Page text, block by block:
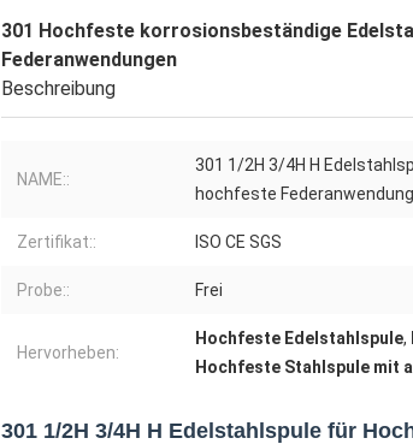
301 Hochfeste korrosionsbeständige
Federanwendungen
Beschreibung
NAME::
301 1/2H 3/4H H
hochfeste
Zertifikat:: ISO CE SGS
Probe:: Frei
Hervorheben:
Hochfeste Edelstahlspule,
Hochfeste Stahlspule mit
301 1/2H 3/4H H Edelstahlspule für